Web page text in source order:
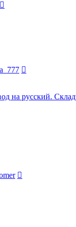
на русский.